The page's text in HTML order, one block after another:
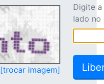
[trocar imagem]
Digite
lado no